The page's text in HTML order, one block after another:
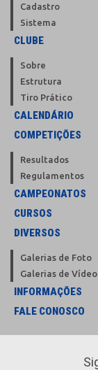
Cadastro
Sistema
CLUBE
Sobre
Estrutura
Tiro Prático
CALENDÁRIO
COMPETIÇÕES
Resultados
Regulamentos
CAMPEONATOS
CURSOS
DIVERSOS
Galerias de Foto
Galerias de Vídeo
INFORMAÇÕES
FALE CONOSCO